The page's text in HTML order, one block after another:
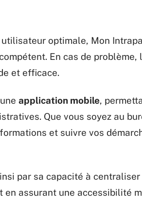
optimale, Mon
En cas de problème,
et efficace.
application mobile,
Que vous soyez au
et suivre vos
par sa capacité à
assurant une accessibilité